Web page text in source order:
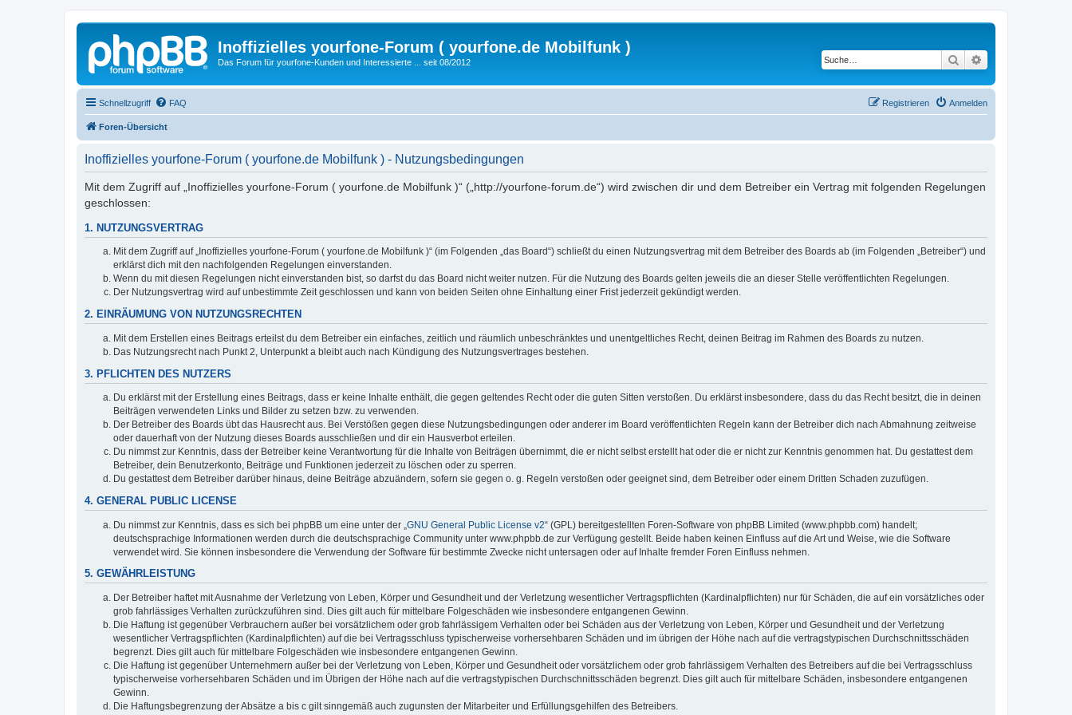
Inoffizielles yourfone-Forum ( yourfone.de Mobilfunk )
Das Forum für yourfone-Kunden und Interessierte ... seit 08/2012 Suche
Schnellzugriff FAQ Anmelden
Registrieren
Foren-Übersicht
Inoffizielles yourfone-Forum ( yourfone.de Mobilfunk ) - Nutzungsbedingungen
Mit dem Zugriff auf „Inoffizielles yourfone-Forum ( yourfone.de Mobilfunk )“ („http://yourfone-forum.de“) wird zwischen dir und dem Betreiber ein Vertrag mit folgenden Regelungen
geschlossen:
1. NUTZUNGSVERTRAG
Mit dem Zugriff auf „Inoffizielles yourfone-Forum ( yourfone.de Mobilfunk )“ (im Folgenden „das Board“) schließt du einen Nutzungsvertrag mit dem Betreiber des Boards ab (im Folgenden „Betreiber“) und
erklärst dich mit den nachfolgenden Regelungen einverstanden.
Wenn du mit diesen Regelungen nicht einverstanden bist, so darfst du das Board nicht weiter nutzen. Für die Nutzung des Boards gelten jeweils die an dieser Stelle veröffentlichten Regelungen.
Der Nutzungsvertrag wird auf unbestimmte Zeit geschlossen und kann von beiden Seiten ohne Einhaltung einer Frist jederzeit gekündigt werden.
2. EINRÄUMUNG VON NUTZUNGSRECHTEN
Mit dem Erstellen eines Beitrags erteilst du dem Betreiber ein einfaches, zeitlich und räumlich unbeschränktes und unentgeltliches Recht, deinen Beitrag im Rahmen des Boards zu nutzen.
Das Nutzungsrecht nach Punkt 2, Unterpunkt a bleibt auch nach Kündigung des Nutzungsvertrages bestehen.
3. PFLICHTEN DES NUTZERS
Du erklärst mit der Erstellung eines Beitrags, dass er keine Inhalte enthält, die gegen geltendes Recht oder die guten Sitten verstoßen. Du erklärst insbesondere, dass du das Recht besitzt, die in deinen
Beiträgen verwendeten Links und Bilder zu setzen bzw. zu verwenden.
Der Betreiber des Boards übt das Hausrecht aus. Bei Verstößen gegen diese Nutzungsbedingungen oder anderer im Board veröffentlichten Regeln kann der Betreiber dich nach Abmahnung zeitweise
oder dauerhaft von der Nutzung dieses Boards ausschließen und dir ein Hausverbot erteilen.
Du nimmst zur Kenntnis, dass der Betreiber keine Verantwortung für die Inhalte von Beiträgen übernimmt, die er nicht selbst erstellt hat oder die er nicht zur Kenntnis genommen hat. Du gestattest dem
Betreiber, dein Benutzerkonto, Beiträge und Funktionen jederzeit zu löschen oder zu sperren.
Du gestattest dem Betreiber darüber hinaus, deine Beiträge abzuändern, sofern sie gegen o. g. Regeln verstoßen oder geeignet sind, dem Betreiber oder einem Dritten Schaden zuzufügen.
4. GENERAL PUBLIC LICENSE
Du nimmst zur Kenntnis, dass es sich bei phpBB um eine unter der „ GNU General Public License v2“ (GPL) bereitgestellten Foren-Software von phpBB Limited (www.phpbb.com) handelt;
deutschsprachige Informationen werden durch die deutschsprachige Community unter www.phpbb.de zur Verfügung gestellt. Beide haben keinen Einfluss auf die Art und Weise, wie die Software
verwendet wird. Sie können insbesondere die Verwendung der Software für bestimmte Zwecke nicht untersagen oder auf Inhalte fremder Foren Einfluss nehmen.
5. GEWÄHRLEISTUNG
Der Betreiber haftet mit Ausnahme der Verletzung von Leben, Körper und Gesundheit und der Verletzung wesentlicher Vertragspflichten (Kardinalpflichten) nur für Schäden, die auf ein vorsätzliches oder
grob fahrlässiges Verhalten zurückzuführen sind. Dies gilt auch für mittelbare Folgeschäden wie insbesondere entgangenen Gewinn.
Die Haftung ist gegenüber Verbrauchern außer bei vorsätzlichem oder grob fahrlässigem Verhalten oder bei Schäden aus der Verletzung von Leben, Körper und Gesundheit und der Verletzung
wesentlicher Vertragspflichten (Kardinalpflichten) auf die bei Vertragsschluss typischerweise vorhersehbaren Schäden und im übrigen der Höhe nach auf die vertragstypischen Durchschnittsschäden
begrenzt. Dies gilt auch für mittelbare Folgeschäden wie insbesondere entgangenen Gewinn.
Die Haftung ist gegenüber Unternehmern außer bei der Verletzung von Leben, Körper und Gesundheit oder vorsätzlichem oder grob fahrlässigem Verhalten des Betreibers auf die bei Vertragsschluss
typischerweise vorhersehbaren Schäden und im Übrigen der Höhe nach auf die vertragstypischen Durchschnittsschäden begrenzt. Dies gilt auch für mittelbare Schäden, insbesondere entgangenen
Gewinn.
Die Haftungsbegrenzung der Absätze a bis c gilt sinngemäß auch zugunsten der Mitarbeiter und Erfüllungsgehilfen des Betreibers.